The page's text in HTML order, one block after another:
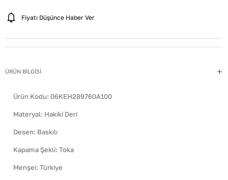
Fiyatı Düşünce Haber Ver
ÜRÜN BİLGİSİ
Ürün Kodu: 06KEH289760A100
Materyal: Hakiki Deri
Desen: Baskılı
Kapama Şekli: Toka
Menşei: Türkiye